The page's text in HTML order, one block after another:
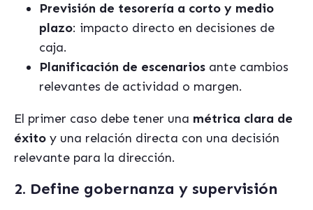
Previsión de tesorería a corto y medio
plazo: impacto directo en decisiones de
caja.
Planificación de escenarios ante cambios
relevantes de actividad o margen.
El primer caso debe tener una métrica clara de
éxito y una relación directa con una decisión
relevante para la dirección.
2. Define gobernanza y supervisión